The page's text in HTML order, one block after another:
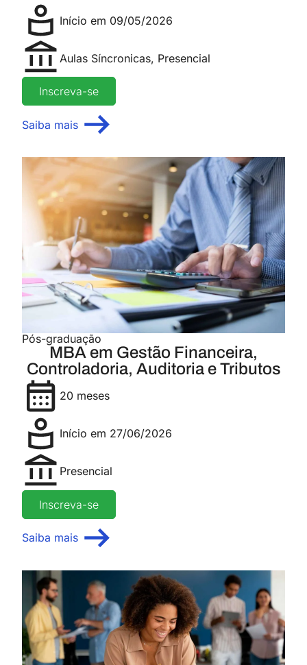
Início em 09/05/2026
Aulas Síncronicas, Presencial
Inscreva-se
Saiba mais
Pós-graduação
MBA em Gestão Financeira,
Controladoria, Auditoria e Tributos
20 meses
Início em 27/06/2026
Presencial
Inscreva-se
Saiba mais